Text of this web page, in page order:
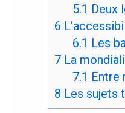
5.1 Deux
6
6.1 Les
7La
7.1 Entre
8 Les sujets